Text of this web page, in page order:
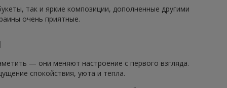
так и яркие композиции, дополненные другими
очень приятные.
— они меняют настроение с первого взгляда.
спокойствия, уюта и тепла.